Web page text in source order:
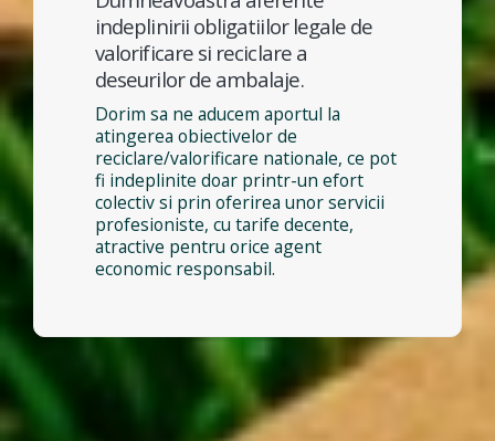
indeplinirii obligatiilor legale de
valorificare si reciclare a
deseurilor de ambalaje.
Dorim sa ne aducem aportul la
atingerea obiectivelor de
reciclare/valorificare nationale, ce pot
fi indeplinite doar printr-un efort
colectiv si prin oferirea unor servicii
profesioniste, cu tarife decente,
atractive pentru orice agent
economic responsabil.